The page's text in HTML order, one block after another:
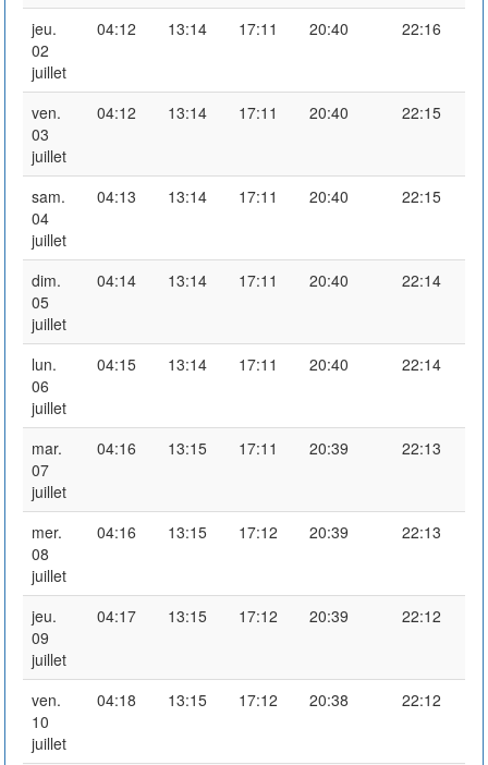
jeu.
02
juillet
04:12 13:14 17:11 20:40 22:16
ven.
03
juillet
04:12 13:14 17:11 20:40 22:15
sam.
04
juillet
04:13 13:14 17:11 20:40 22:15
dim.
05
juillet
04:14 13:14 17:11 20:40 22:14
lun.
06
juillet
04:15 13:14 17:11 20:40 22:14
mar.
07
juillet
04:16 13:15 17:11 20:39 22:13
mer.
08
juillet
04:16 13:15 17:12 20:39 22:13
jeu.
09
juillet
04:17 13:15 17:12 20:39 22:12
ven.
10
juillet
04:18 13:15 17:12 20:38 22:12